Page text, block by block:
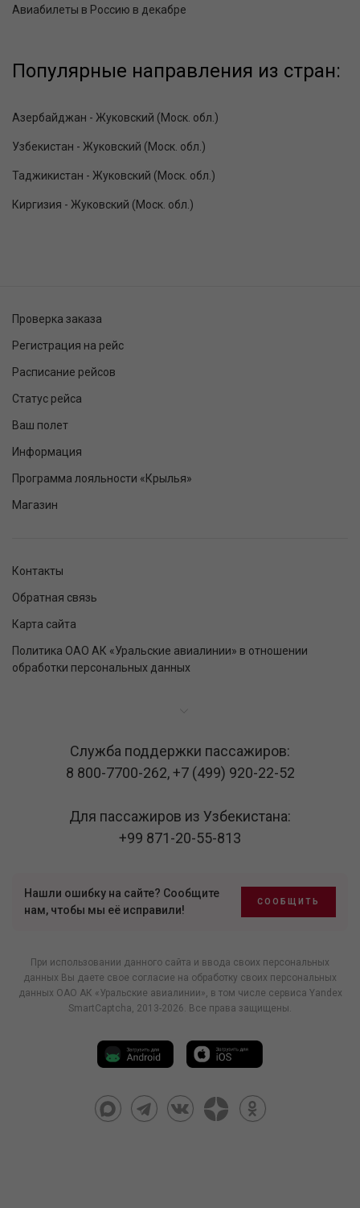
Авиабилеты в Россию в декабре
Популярные направления из стран:
Азербайджан - Жуковский (Моск. обл.)
Узбекистан - Жуковский (Моск. обл.)
Таджикистан - Жуковский (Моск. обл.)
Киргизия - Жуковский (Моск. обл.)
Проверка заказа
Регистрация на рейс
Расписание рейсов
Статус рейса
Ваш полет
Информация
Программа лояльности «Крылья»
Магазин
Контакты
Обратная связь
Карта сайта
Политика ОАО АК «Уральские авиалинии» в отношении
обработки персональных данных
Служба поддержки пассажиров:
8 800-7700-262,+7 (499) 920-22-52
Для пассажиров из Узбекистана:
+99 871-20-55-813
Нашли ошибку на сайте? Сообщите
нам, чтобы мы её исправили!
СООБЩИТЬ
При использовании данного сайта и ввода своих персональных
данных Вы даете свое согласие на обработку своих персональных
данных ОАО АК «Уральские авиалинии», в том числе сервиса Yandex
SmartCaptcha, 2013-2026. Все права защищены.